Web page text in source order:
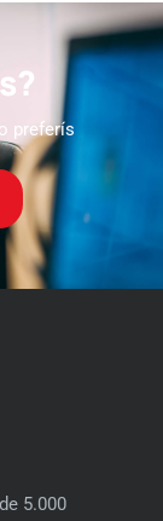
preferís
5.000